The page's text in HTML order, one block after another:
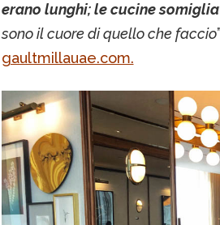
erano lunghi; le cucine
sono il cuore di quello che faccio
gaultmillauae.com.